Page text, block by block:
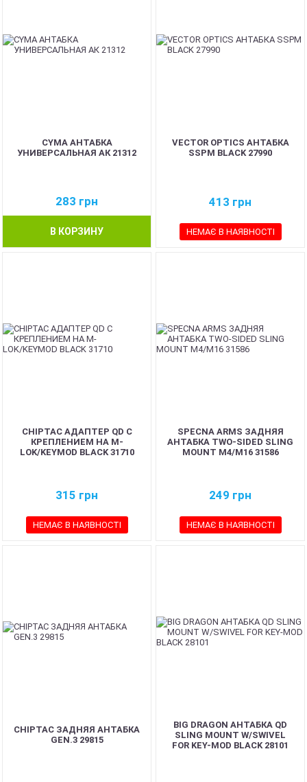
CYMA АНТАБКА
УНИВЕРСАЛЬНАЯ АК 21312
283 грн
В КОРЗИНУ
VECTOR OPTICS АНТАБКА
SSPM BLACK 27990
413 грн
НЕМАЄ В НАЯВНОСТІ
CHIPTAC АДАПТЕР QD С
КРЕПЛЕНИЕМ НА M-
LOK/KEYMOD BLACK 31710
315 грн
НЕМАЄ В НАЯВНОСТІ
SPECNA ARMS ЗАДНЯЯ
АНТАБКА TWO-SIDED SLING
MOUNT M4/M16 31586
249 грн
НЕМАЄ В НАЯВНОСТІ
CHIPTAC ЗАДНЯЯ АНТАБКА
GEN.3 29815
BIG DRAGON АНТАБКА QD
SLING MOUNT W/SWIVEL
FOR KEY-MOD BLACK 28101